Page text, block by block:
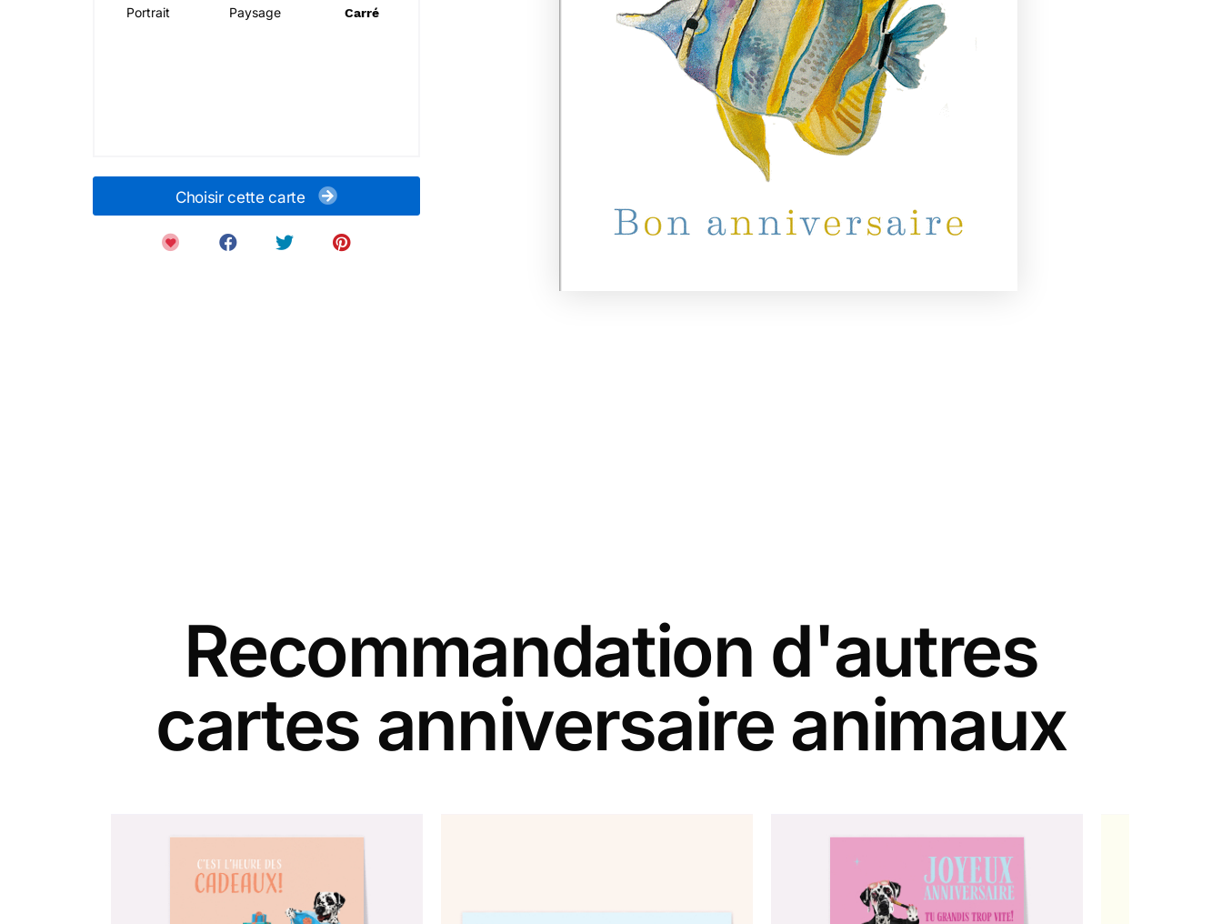
Portrait Paysage Carré
Choisir cette carte
Recommandation d'autres
cartes anniversaire animaux